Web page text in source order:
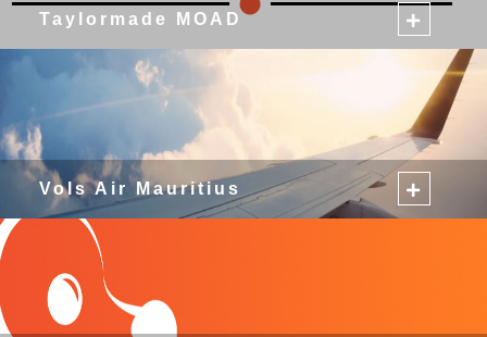
Taylormade MOAD
Vols Air Mauritius